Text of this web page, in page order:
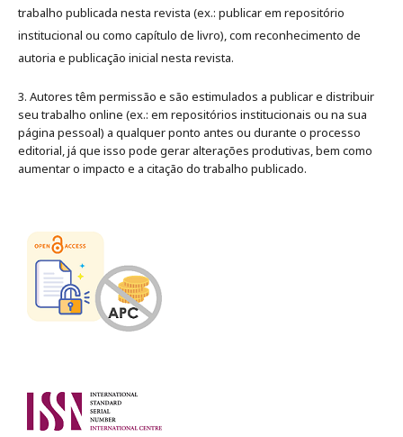
trabalho publicada nesta revista (ex.: publicar em repositório
institucional ou como capítulo de livro), com reconhecimento de
autoria e publicação inicial nesta revista.
3. Autores têm permissão e são estimulados a publicar e distribuir
seu trabalho online (ex.: em repositórios institucionais ou na sua
página pessoal) a qualquer ponto antes ou durante o processo
editorial, já que isso pode gerar alterações produtivas, bem como
aumentar o impacto e a citação do trabalho publicado.